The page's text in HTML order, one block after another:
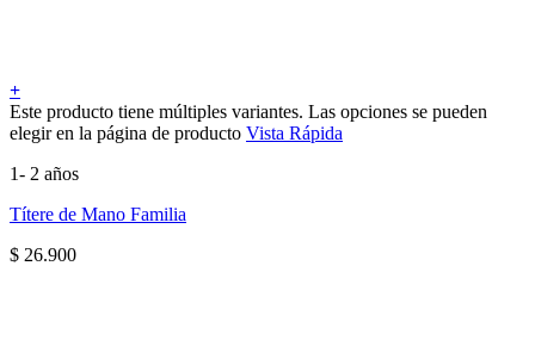
+
Este producto tiene múltiples variantes. Las opciones se pueden
elegir en la página de producto Vista Rápida
1- 2 años
Títere de Mano Familia
$ 26.900